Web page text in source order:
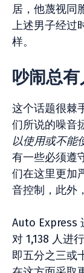
居，他蔑视同
上述男子经过
样。
吵闹总
这个话题很棘
们所说的噪音
以使用或不能
有一些必须遵
们在这里更加
音控制，此外
Auto Express
对 1,138 人进
即五分之三或